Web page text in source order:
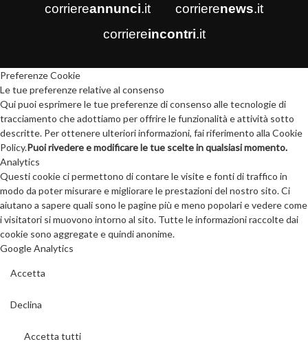
corriereannunci.it corrierenews.it
corriereincontri.it
Preferenze Cookie
Le tue preferenze relative al consenso
Qui puoi esprimere le tue preferenze di consenso alle tecnologie di
tracciamento che adottiamo per offrire le funzionalità e attività sotto
descritte. Per ottenere ulteriori informazioni, fai riferimento alla Cookie
Policy.Puoi rivedere e modificare le tue scelte in qualsiasi momento.
Analytics
Questi cookie ci permettono di contare le visite e fonti di traffico in
modo da poter misurare e migliorare le prestazioni del nostro sito. Ci
aiutano a sapere quali sono le pagine più e meno popolari e vedere come
i visitatori si muovono intorno al sito. Tutte le informazioni raccolte dai
cookie sono aggregate e quindi anonime.
Google Analytics
Accetta
Declina
Accetta tutti